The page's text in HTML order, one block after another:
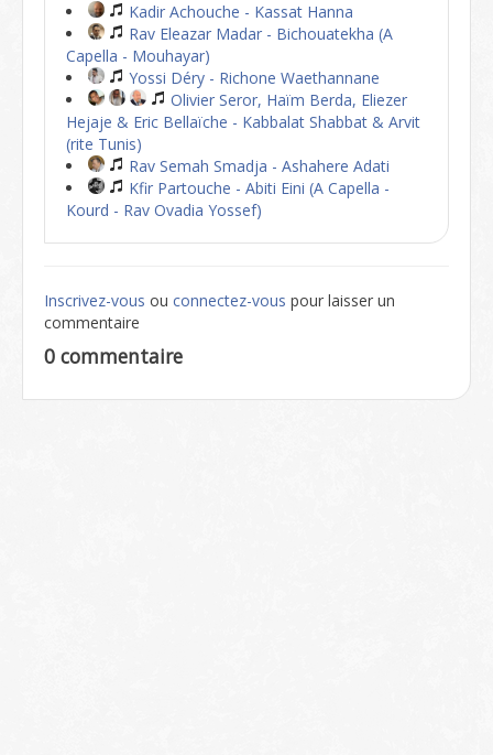
Kadir Achouche - Kassat Hanna
Rav Eleazar Madar - Bichouatekha (A
Capella - Mouhayar)
Yossi Déry - Richone Waethannane
Olivier Seror, Haïm Berda, Eliezer
Hejaje & Eric Bellaïche - Kabbalat Shabbat & Arvit
(rite Tunis)
Rav Semah Smadja - Ashahere Adati
Kfir Partouche - Abiti Eini (A Capella -
Kourd - Rav Ovadia Yossef)
Inscrivez-vous ou connectez-vous pour laisser un
commentaire
0 commentaire